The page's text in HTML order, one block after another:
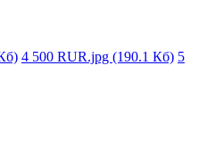
4 500 RUR.jpg (190.1 Кб) 5